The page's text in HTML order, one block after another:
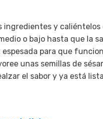
ingredientes y caliéntelos
o bajo hasta que la
espesada para que
unas semillas de
el sabor y ya está